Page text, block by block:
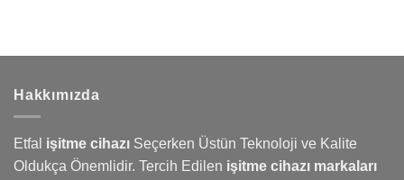
Hakkımızda
Etfal işitme cihazı Seçerken Üstün Teknoloji ve Kalite
Oldukça Önemlidir. Tercih Edilen işitme cihazı markaları